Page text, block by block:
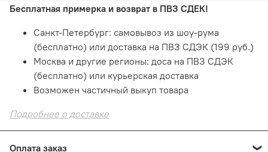
Бесплатная примерка и возврат в ПВЗ СДЕК!
Санкт-Петербург: самовывоз из шоу-рума
(бесплатно) или доставка на ПВЗ СДЭК (199 руб.)
Москва и другие регионы: доса на ПВЗ СДЭК
(бесплатно) или курьерская доставка
Возможен частичный выкуп товара
Подробнее о доставке
Оплата заказ